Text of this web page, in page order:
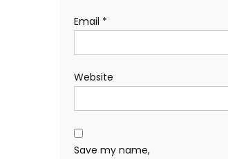
Email *
Website
Save my name,